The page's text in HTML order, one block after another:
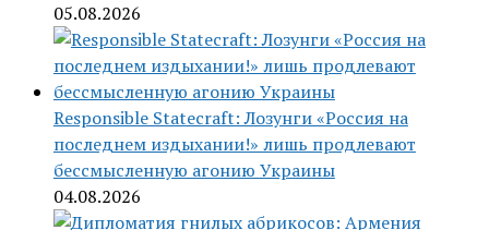
05.08.2026
Responsible Statecraft: Лозунги «Россия на
последнем издыхании!» лишь продлевают
бессмысленную агонию Украины
04.08.2026